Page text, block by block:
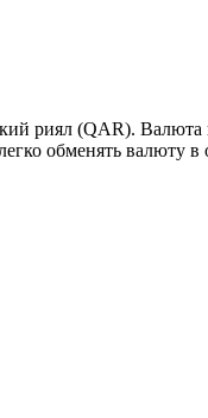
риял (QAR). Валюта
обменять валюту